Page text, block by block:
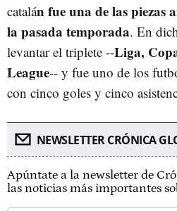
catalán fue una de las piezas
la pasada temporada. En
levantar el triplete --Liga,
League-- y fue uno de los
con cinco goles y cinco
NEWSLETTER CRÓNICA
Apúntate a la newsletter de
las noticias más importantes